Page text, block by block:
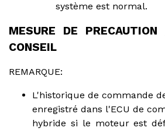
système est normal.
MESURE DE
CONSEIL
REMARQUE:
L'historique de commande
enregistré dans l'ECU de
hybride si le moteur est